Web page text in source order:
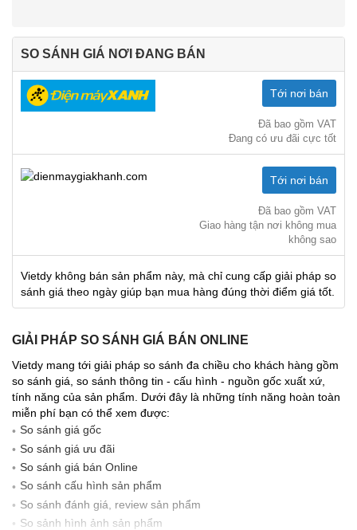
SO SÁNH GIÁ NƠI ĐANG BÁN
Tới nơi bán
Đã bao gồm VAT
Đang có ưu đãi cực tốt
Tới nơi bán
Đã bao gồm VAT
Giao hàng tận nơi không mua
không sao
Vietdy không bán sản phẩm này, mà chỉ cung cấp giải pháp so
sánh giá theo ngày giúp bạn mua hàng đúng thời điểm giá tốt.
GIẢI PHÁP SO SÁNH GIÁ BÁN ONLINE
Vietdy mang tới giải pháp so sánh đa chiều cho khách hàng gồm
so sánh giá, so sánh thông tin - cấu hình - nguồn gốc xuất xứ,
tính năng của sản phẩm. Dưới đây là những tính năng hoàn toàn
miễn phí bạn có thể xem được:
So sánh giá gốc
So sánh giá ưu đãi
So sánh giá bán Online
So sánh cấu hình sản phẩm
So sánh đánh giá, review sản phẩm
So sảnh hình ảnh sản phẩm